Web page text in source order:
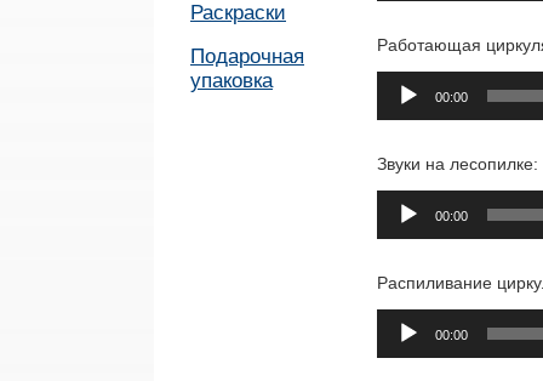
Раскраски
Подарочная
упаковка
Работающая
Аудиоплеер
00:00
Звуки на лесопилке:
Аудиоплеер
00:00
Распиливание
Аудиоплеер
00:00